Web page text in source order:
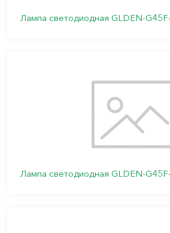
Лампа светодиодная GLDEN-
Лампа светодиодная GLDEN-